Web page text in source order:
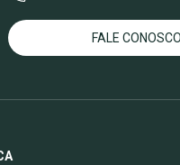
FALE CONOSCO